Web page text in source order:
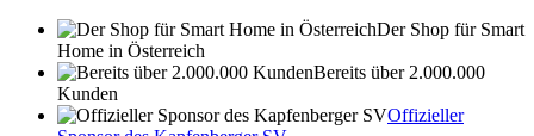
Der Shop für Smart
Home in Österreich
Bereits über 2.000.000
Kunden
Offizieller